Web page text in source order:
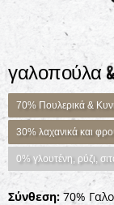
γαλοπούλα
70% Πουλερικά &
30% λαχανικά και
0% γλουτένη, ρύζι,
Σύνθεση: 70%